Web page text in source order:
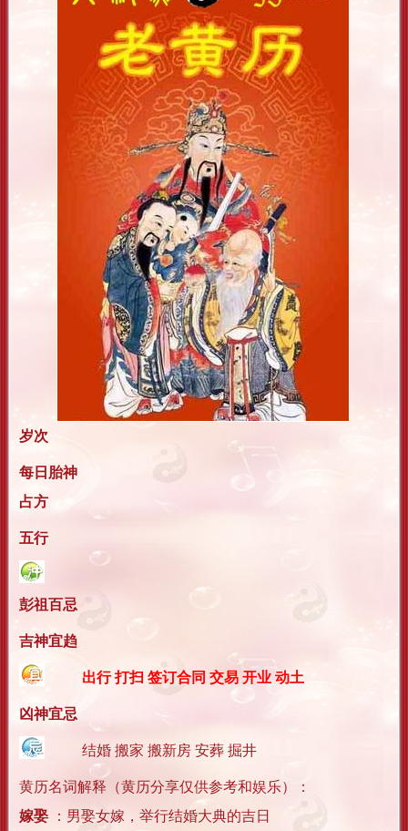
岁次
每日胎神
占方
五行
彭祖百忌
吉神宜趋
出行 打扫 签订合同 交易 开业 动土
凶神宜忌
结婚 搬家 搬新房 安葬 掘井
黄历名词解释（黄历分享仅供参考和娱乐）：
嫁娶
：男娶女嫁，举行结婚大典的吉日